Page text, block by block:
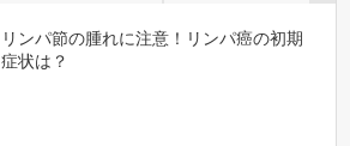
リンパ節の腫れに注意！リンパ癌の初期
症状は？